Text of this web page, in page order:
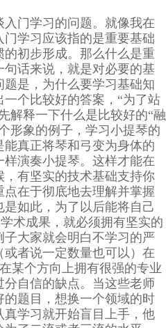
门学习的问题。就像我在
学习应该指的是重要基础
初步形成。那么什么是重
话来说，就是对必要的基
是，为什么要学习基础知
个比较好的答案，“为了站
解释一下什么是比较好的“融
形象的例子，学习小提琴的
真正将琴和弓变为身体的
演奏小提琴。这样才能在
有坚实的技术基础支持你
在于彻底地去理解并掌握
如此，为了以后能将自己
术成果，就必须拥有坚实的
大家就会明白不学习的严
者说一定数量也可以）在
某个方向上拥有很强的专业
自信的缺点。当这些老师
题目，想换一个领域的时
学习就开始盲目上手，他